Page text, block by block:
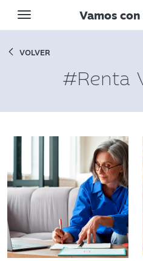
Toggle navigation
Vamos
VOLVER
#Renta